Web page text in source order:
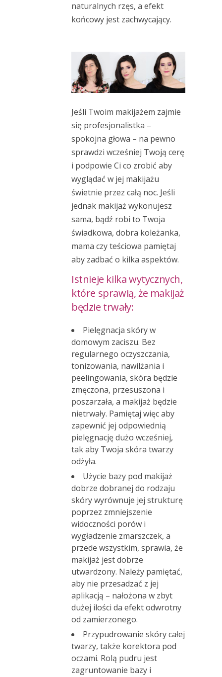
naturalnych rzęs, a efekt
końcowy jest zachwycający.
Jeśli Twoim makijażem zajmie
się profesjonalistka –
spokojna głowa – na pewno
sprawdzi wcześniej Twoją cerę
i podpowie Ci co zrobić aby
wyglądać w jej makijażu
świetnie przez całą noc. Jeśli
jednak makijaż wykonujesz
sama, bądź robi to Twoja
świadkowa, dobra koleżanka,
mama czy teściowa pamiętaj
aby zadbać o kilka aspektów.
Istnieje kilka wytycznych,
które sprawią, że makijaż
będzie trwały:
Pielęgnacja skóry w
domowym zaciszu. Bez
regularnego oczyszczania,
tonizowania, nawilżania i
peelingowania, skóra będzie
zmęczona, przesuszona i
poszarzała, a makijaż będzie
nietrwały. Pamiętaj więc aby
zapewnić jej odpowiednią
pielęgnację dużo wcześniej,
tak aby Twoja skóra twarzy
odżyła.
Użycie bazy pod makijaż
dobrze dobranej do rodzaju
skóry wyrównuje jej strukturę
poprzez zmniejszenie
widoczności porów i
wygładzenie zmarszczek, a
przede wszystkim, sprawia, że
makijaż jest dobrze
utwardzony. Należy pamiętać,
aby nie przesadzać z jej
aplikacją – nałożona w zbyt
dużej ilości da efekt odwrotny
od zamierzonego.
Przypudrowanie skóry całej
twarzy, także korektora pod
oczami. Rolą pudru jest
zagruntowanie bazy i